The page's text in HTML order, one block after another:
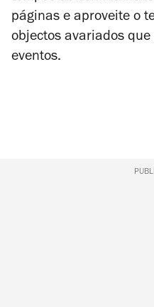
páginas e aproveite o
objectos avariados
eventos.